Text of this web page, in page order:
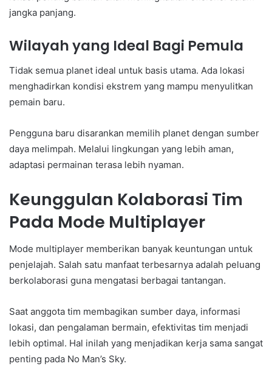
jangka panjang.
Wilayah yang Ideal Bagi Pemula
Tidak semua planet ideal untuk basis utama. Ada lokasi
menghadirkan kondisi ekstrem yang mampu menyulitkan
pemain baru.
Pengguna baru disarankan memilih planet dengan sumber
daya melimpah. Melalui lingkungan yang lebih aman,
adaptasi permainan terasa lebih nyaman.
Keunggulan Kolaborasi Tim
Pada Mode Multiplayer
Mode multiplayer memberikan banyak keuntungan untuk
penjelajah. Salah satu manfaat terbesarnya adalah peluang
berkolaborasi guna mengatasi berbagai tantangan.
Saat anggota tim membagikan sumber daya, informasi
lokasi, dan pengalaman bermain, efektivitas tim menjadi
lebih optimal. Hal inilah yang menjadikan kerja sama sangat
penting pada No Man’s Sky.